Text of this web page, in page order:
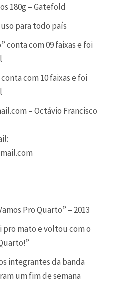
180g – Gatefold
para todo país
conta com 09 faixas e foi
com 10 faixas e foi
– Octávio Francisco
Pro Quarto” – 2013
pro mato e voltou com o
integrantes da banda
um fim de semana